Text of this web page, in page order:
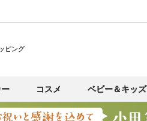
ピング
ー コスメ ベビー＆キッズ